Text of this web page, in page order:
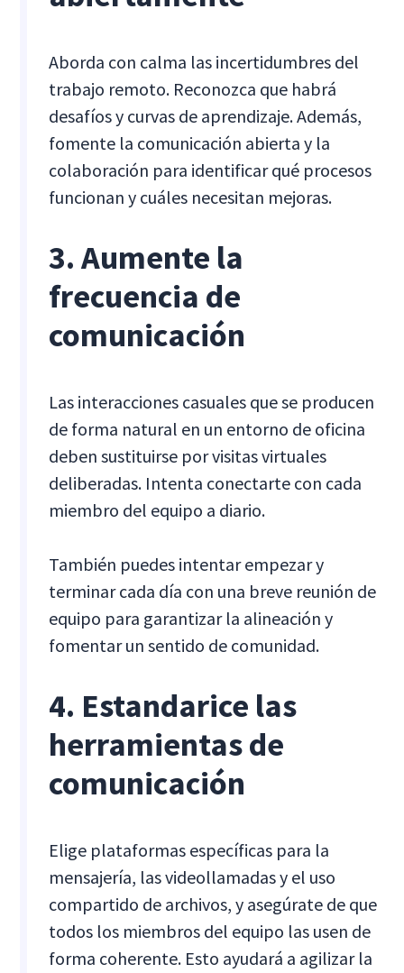
Aborda con calma las incertidumbres del
trabajo remoto. Reconozca que habrá
desafíos y curvas de aprendizaje. Además,
fomente la comunicación abierta y la
colaboración para identificar qué procesos
funcionan y cuáles necesitan mejoras.
3. Aumente la
frecuencia de
comunicación
Las interacciones casuales que se producen
de forma natural en un entorno de oficina
deben sustituirse por visitas virtuales
deliberadas. Intenta conectarte con cada
miembro del equipo a diario.
También puedes intentar empezar y
terminar cada día con una breve reunión de
equipo para garantizar la alineación y
fomentar un sentido de comunidad.
4. Estandarice las
herramientas de
comunicación
Elige plataformas específicas para la
mensajería, las videollamadas y el uso
compartido de archivos, y asegúrate de que
todos los miembros del equipo las usen de
forma coherente. Esto ayudará a agilizar la